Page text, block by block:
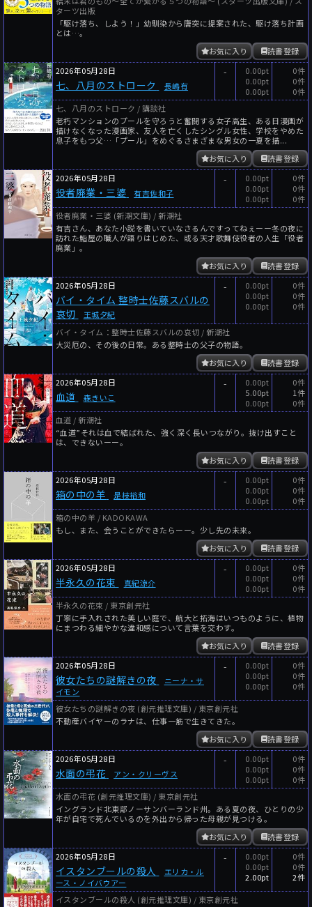
ターツ出版
「駆け落ち、しよう！」幼馴染から唐突に提案された、駆け落ち計画
とは…。
読書登録
お気に入り
2026年05月28日
七、八月のストローク 長嶋有
-
0.00pt
0.00pt
0.00pt
0件
0件
0件
七、八月のストローク / 講談社
老朽マンションのプールを守ろうと奮闘する女子高生、ある日漫画が
描けなくなった漫画家、友人を亡くしたシングル女性、学校をやめた
息子をもつ父…「プール」をめぐるさまざまな男女の一夏を描...
読書登録
お気に入り
2026年05月28日
役者廃業・三婆 有吉佐和子
-
0.00pt
0.00pt
0.00pt
0件
0件
0件
役者廃業・三婆 (新潮文庫) / 新潮社
有吉さん、あなた小説を書いていなさるんですってねぇーー冬の夜に
訪れた鮨屋の職人が語りはじめた、或る天才歌舞伎役者の人生「役者
廃業」。
読書登録
お気に入り
2026年05月28日
バイ・タイム 整時士佐藤スバルの
哀切
王城夕紀
-
0.00pt
0.00pt
0.00pt
0件
0件
0件
バイ・タイム：整時士佐藤スバルの哀切 / 新潮社
大災厄の、その後の日常。ある整時士の父子の物語。
読書登録
お気に入り
2026年05月28日
血道 森きいこ
-
0.00pt
5.00pt
0.00pt
0件
1件
0件
血道 / 新潮社
“血道”それは血で結ばれた、強く深く長いつながり。抜け出すこと
は、できないーー。
読書登録
お気に入り
2026年05月28日
箱の中の羊 是枝裕和
-
0.00pt
0.00pt
0.00pt
0件
0件
0件
箱の中の羊 / KADOKAWA
もし、また、会うことができたらーー。少し先の未来。
読書登録
お気に入り
2026年05月28日
半永久の花束 真紀涼介
-
0.00pt
0.00pt
0.00pt
0件
0件
0件
半永久の花束 / 東京創元社
丁寧に手入れされた美しい庭で、航大と拓海はいつものように、植物
にまつわる細やかな違和感について言葉を交わす。
読書登録
お気に入り
2026年05月28日
彼女たちの謎解きの夜
ニーナ・サ
イモン
-
0.00pt
0.00pt
0.00pt
0件
0件
0件
彼女たちの謎解きの夜 (創元推理文庫) / 東京創元社
不動産バイヤーのラナは、仕事一筋で生きてきた。
読書登録
お気に入り
2026年05月28日
水面の弔花 アン・クリーヴス
-
0.00pt
0.00pt
0.00pt
0件
0件
0件
水面の弔花 (創元推理文庫) / 東京創元社
イングランド北東部ノーサンバーランド州。ある夏の夜、ひとりの少
年が自宅で死んでいるのを外出から帰った母親が見つける。
読書登録
お気に入り
2026年05月28日
イスタンブールの殺人
エリカ・ル
ース・ノイバウアー
-
0.00pt
0.00pt
2.00pt
0件
0件
2件
イスタンブールの殺人 (創元推理文庫) / 東京創元社